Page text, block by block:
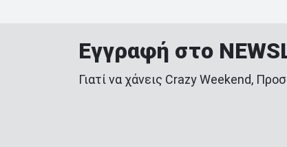
Εγγραφή στο
Γιατί να χάνεις Crazy Weekend,